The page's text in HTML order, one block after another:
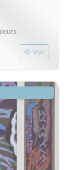
Voir